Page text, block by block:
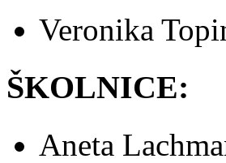
Veronika
ŠKOLNICE:
Aneta